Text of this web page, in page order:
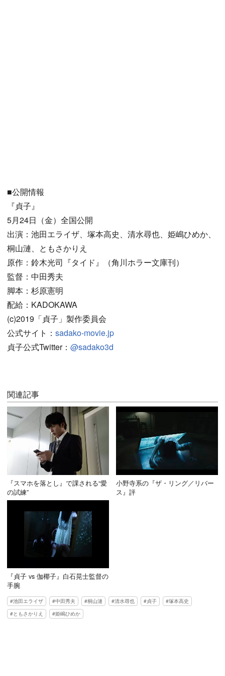
■公開情報
『貞子』
5月24日（金）全国公開
出演：池田エライザ、塚本高史、清水尋也、姫嶋ひめか、
桐山漣、ともさかりえ
原作：鈴木光司『タイド』（角川ホラー文庫刊）
監督：中田秀夫
脚本：杉原憲明
配給：KADOKAWA
(c)2019「貞子」製作委員会
公式サイト： sadako-movie.jp
貞子公式Twitter： @sadako3d
関連記事
『スマホを落とし』で課される“愛
の試練”
小野寺系の『ザ・リング／リバー
ス』評
『貞子 vs 伽椰子』白石晃士監督の
手腕
池田エライザ 中田秀夫 桐山漣 清水尋也 貞子
塚本高史
ともさかりえ
姫嶋ひめか